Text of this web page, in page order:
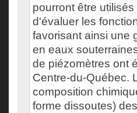
pourront être
d'évaluer les
favorisant ainsi une
en eaux
de piézomètres ont
Centre-du-Québec.
composition
forme dissoutes)